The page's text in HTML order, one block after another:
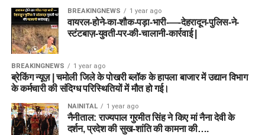
BREAKINGNEWS 1 year ago
वायरल-होने-का-शौक-पड़ा-भारी-—-देहरादून-पुलिस-ने-
स्टंटबाज़-युवती-पर-की-चालानी-कार्रवाई |
BREAKINGNEWS 1 year ago
ब्रेकिंग न्यूज़ | चमोली जिले के पोखरी ब्लॉक के हापला बाजार में उद्यान विभाग
के कर्मचारी की संदिग्ध परिस्थितियों में मौत हो गई।
NAINITAL 1 year ago
नैनीताल: राज्यपाल गुरमीत सिंह ने किए मां नैना देवी के
दर्शन, प्रदेश की सुख-शांति की कामना की….